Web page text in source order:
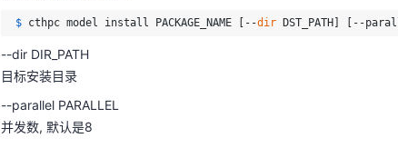
--parallel PARALLEL
2. software下载
$ cthpc model install PACKAGE_NAME [--dir DST_PATH] [--
--dir DIR_PATH
目标安装目录
--parallel PARALLEL
并发数, 默认是8